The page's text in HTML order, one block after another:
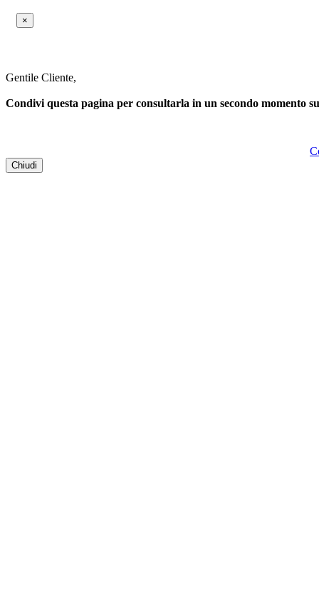
×
Gentile Cliente,
Condivi questa pagina per consultarla in un secondo momento
Chiudi